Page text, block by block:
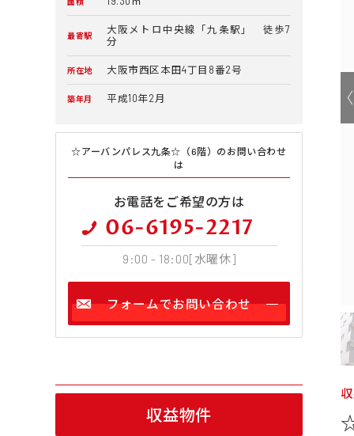
最寄駅
大阪メトロ中央線「九条駅」 徒歩7
分
所在地 大阪市西区本田4丁目8番2号
築年月 平成10年2月
☆アーバンパレス九条☆（6階）のお問い合わせ
は
お電話をご希望の方は
06-6195-2217
9:00 - 18:00[水曜休]
フォームでお問い合わせ
収益物件